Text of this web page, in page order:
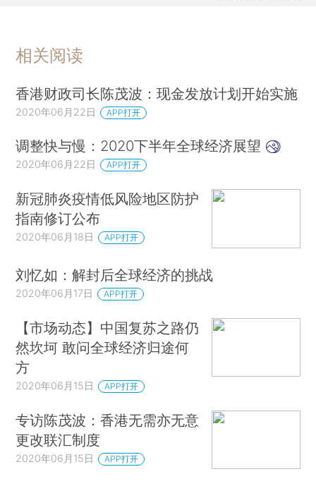
相关阅读
香港财政司长陈茂波：现金发放计划开始实施
2020年06月22日 APP打开
调整快与慢：2020下半年全球经济展望
2020年06月22日 APP打开
新冠肺炎疫情低风险地区防护
指南修订公布
2020年06月18日 APP打开
刘忆如：解封后全球经济的挑战
2020年06月17日 APP打开
【市场动态】中国复苏之路仍
然坎坷 敢问全球经济归途何
方
2020年06月15日 APP打开
专访陈茂波：香港无需亦无意
更改联汇制度
2020年06月15日 APP打开